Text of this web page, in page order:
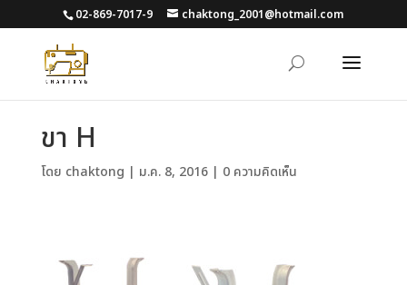
02-869-7017-9 chaktong_2001@hotmail.com
ขา H
โดย chaktong | ม.ค. 8, 2016| 0 ความคิดเห็น